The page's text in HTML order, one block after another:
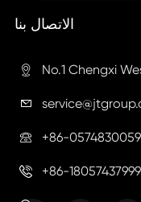
الاتصال بنا
 No.1 Chengxi

 +86-
 +86-18057437999